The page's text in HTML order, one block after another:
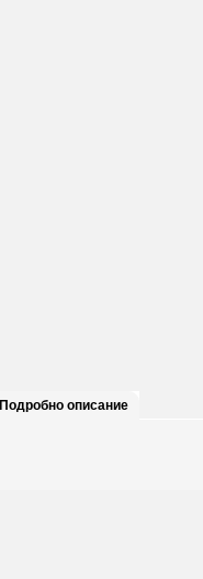
Подробно описание